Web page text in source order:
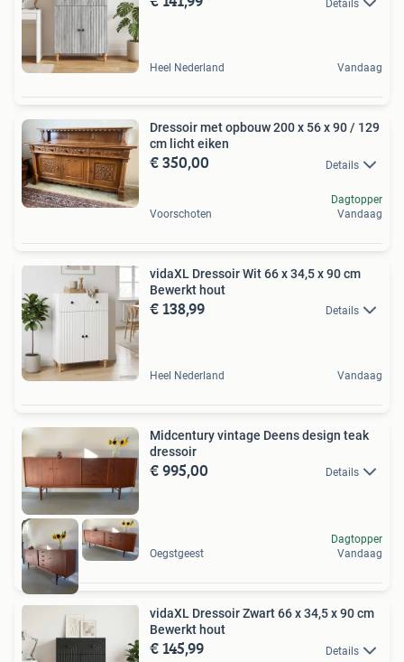
Details
Heel Nederland Vandaag
Dressoir met opbouw 200 x 56 x 90 / 129
cm licht eiken
€ 350,00 Details
Voorschoten
Dagtopper
Vandaag
vidaXL Dressoir Wit 66 x 34,5 x 90 cm
Bewerkt hout
€ 138,99 Details
Heel Nederland Vandaag
Midcentury vintage Deens design teak
dressoir
€ 995,00 Details
Oegstgeest
Dagtopper
Vandaag
vidaXL Dressoir Zwart 66 x 34,5 x 90 cm
Bewerkt hout
€ 145,99 Details